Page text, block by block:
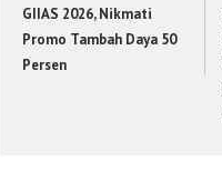
GIIAS 2026, Nikmati
Promo Tambah Daya 50
Persen